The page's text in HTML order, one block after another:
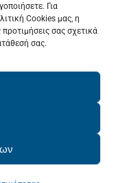
Για
Cookies μας, η
σας σχετικά
σας.